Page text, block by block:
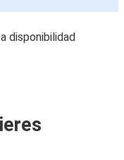
disponibilidad